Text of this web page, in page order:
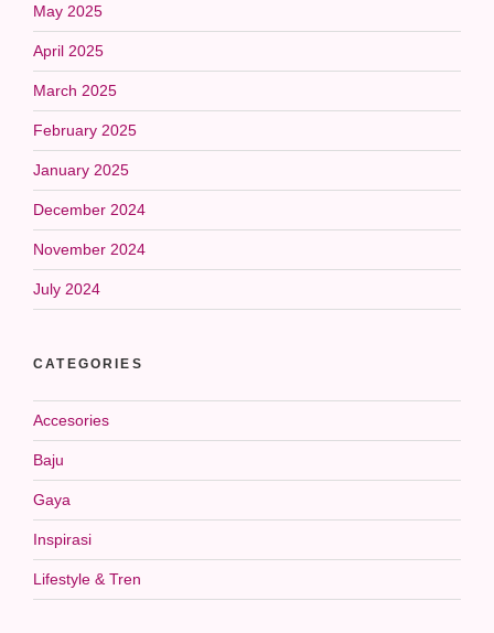
May 2025
April 2025
March 2025
February 2025
January 2025
December 2024
November 2024
July 2024
CATEGORIES
Accesories
Baju
Gaya
Inspirasi
Lifestyle & Tren